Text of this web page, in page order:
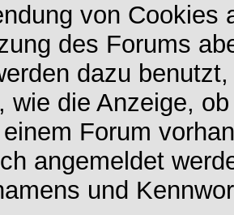
von
des Forums
dazu
wie die Anzeige,
Forum
angemeldet
und